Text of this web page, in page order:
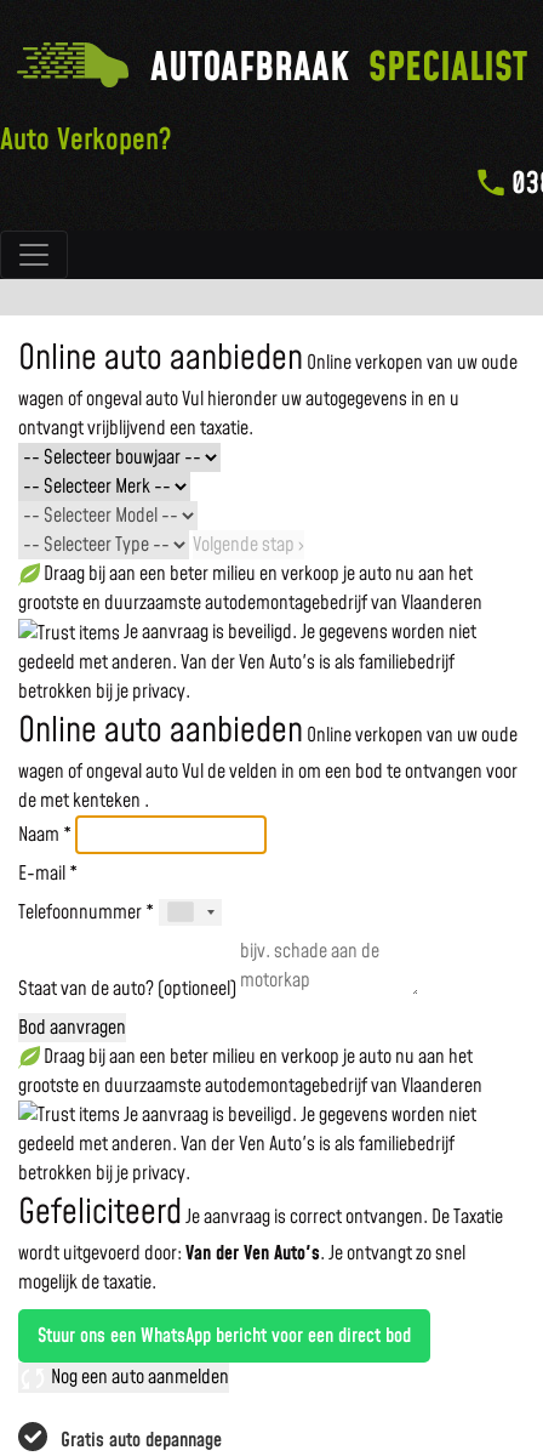
Hoofdnavigatie
AUTOAFBRAAK SPECIALIST
Auto Verkopen?
Gratis auto depannage
Online auto aanbieden Online verkopen van uw oude
wagen of ongeval autoVul hieronder uw autogegevens in en u
ontvangt vrijblijvend een taxatie.
Volgende stap ›
Draag bij aan een beter milieu en verkoop je auto nu aan het
grootste en duurzaamste autodemontagebedrijf van Vlaanderen
Je aanvraag is beveiligd. Je gegevens worden niet
gedeeld met anderen. Van der Ven Auto's is als familiebedrijf
betrokken bij je privacy.
Online auto aanbieden Online verkopen van uw oude
wagen of ongeval autoVul de velden in om een bod te ontvangen voor
demet kenteken .
Naam *
E-mail *
Telefoonnummer *
Staat van de auto? (optioneel)
Bod aanvragen
Draag bij aan een beter milieu en verkoop je auto nu aan het
grootste en duurzaamste autodemontagebedrijf van Vlaanderen
Je aanvraag is beveiligd. Je gegevens worden niet
gedeeld met anderen. Van der Ven Auto's is als familiebedrijf
betrokken bij je privacy.
GefeliciteerdJe aanvraag is correct ontvangen. De Taxatie
wordt uitgevoerd door:Van der Ven Auto's.Je ontvangt zo snel
mogelijk de taxatie.
Stuur ons een WhatsApp bericht voor een direct bod
Nog een auto aanmelden